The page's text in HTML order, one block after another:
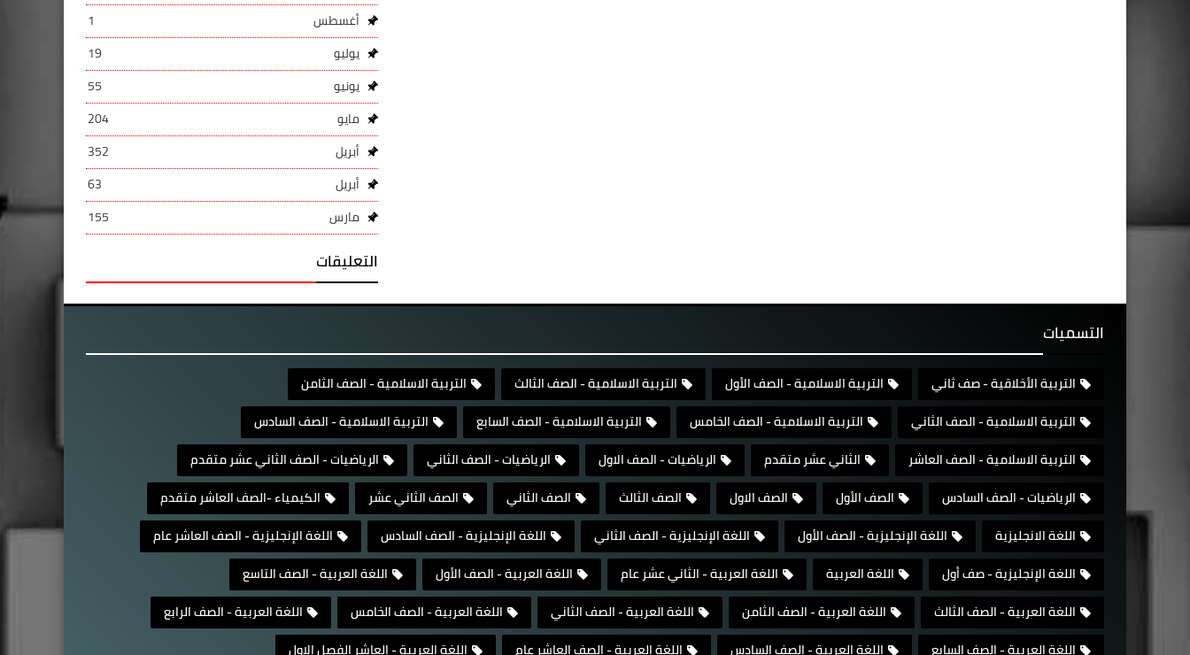
أغسطس
1
يوليو
19
يونيو
55
مايو
204
أبريل
352
أبريل
63
مارس
155
التعليقات
التسميات
التربية الأخلاقية - صف ثاني التربية الاسلامية - الصف الأول التربية الاسلامية - الصف الثالث
التربية الاسلامية - الصف الثامن
التربية الاسلامية - الصف الثاني
التربية الاسلامية - الصف الخامس التربية الاسلامية - الصف السابع
التربية الاسلامية - الصف السادس
التربية الاسلامية - الصف العاشر
الثاني عشر متقدم الرياضيات - الصف الاول الرياضيات - الصف الثاني
الرياضيات - الصف الثاني عشر متقدم
الرياضيات - الصف السادس
الصف الأول الصف الاول الصف الثالث الصف الثاني الصف الثاني عشر
الكيمياء -الصف العاشر متقدم
اللغة الانجليزية
اللغة الإنجليزية - الصف الأول اللغة الإنجليزية - الصف الثاني اللغة الإنجليزية - الصف السادس
اللغة الإنجليزية - الصف العاشر عام
اللغة الإنجليزية - صف أول
اللغة العربية اللغة العربية - الثاني عشر عام اللغة العربية - الصف الأول
اللغة العربية - الصف التاسع
اللغة العربية - الصف الثالث
اللغة العربية - الصف الثامن اللغة العربية - الصف الثاني اللغة العربية - الصف الخامس
اللغة العربية - الصف الرابع
اللغة العربية - الصف السابع
اللغة العربية - الصف السادس اللغة العربية - الصف العاشر عام اللغة العربية - العاشر الفصل الاول